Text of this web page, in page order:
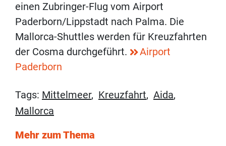
einen Zubringer-Flug vom Airport
Paderborn/Lippstadt nach Palma. Die
Mallorca-Shuttles werden für Kreuzfahrten
der Cosma durchgeführt.
Airport
Paderborn
Tags: Mittelmeer, Kreuzfahrt, Aida,
Mallorca
Mehr zum Thema